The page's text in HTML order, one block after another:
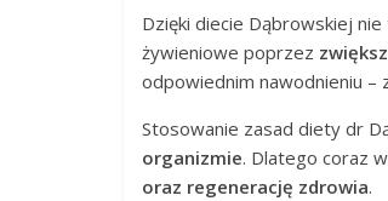
Dzięki diecie Dąbrowskiej
żywieniowe poprzez
odpowiednim nawodnieniu –
Stosowanie zasad diety dr
organizmie. Dlatego coraz
oraz regenerację zdrowia.